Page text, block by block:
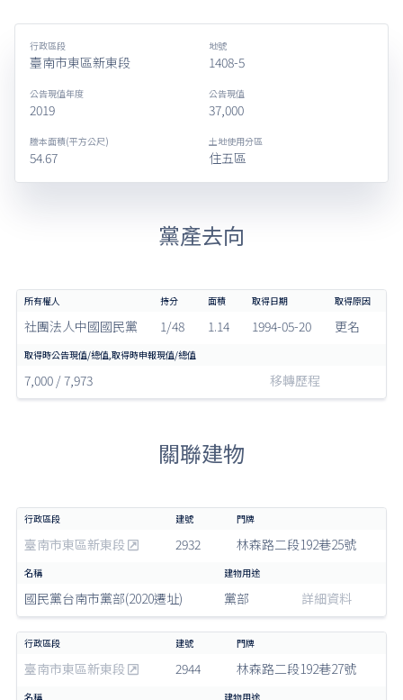
行政區段
臺南市東區新東段
地號
1408-5
公告現值年度
2019
公告現值
37,000
謄本面積(平方公尺)
54.67
土地使用分區
住五區
黨產去向
社團法人中國國民黨 1/48 1.14 1994-05-20 更名
7,000 / 7,973 移轉歷程
關聯建物
臺南市東區新東段 2932 林森路二段192巷25號
國民黨台南市黨部(2020遷址) 黨部 詳細資料
臺南市東區新東段 2944 林森路二段192巷27號